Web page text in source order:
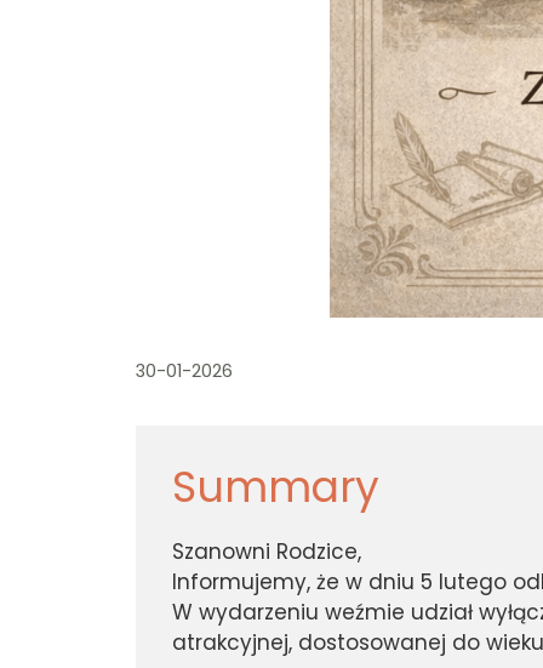
30-01-2026
Summary
Szanowni Rodzice,
Informujemy, że w dniu 5 lutego
W wydarzeniu weźmie udział
atrakcyjnej, dostosowanej do